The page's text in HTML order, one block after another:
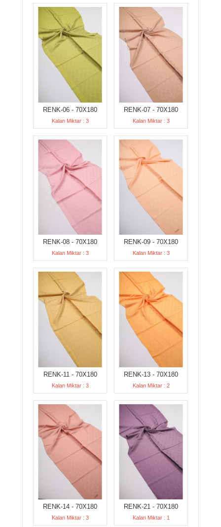
RENK-06 - 70X180
Kalan Miktar : 3
RENK-07 - 70X180
Kalan Miktar : 3
RENK-08 - 70X180
Kalan Miktar : 3
RENK-09 - 70X180
Kalan Miktar : 3
RENK-11 - 70X180
Kalan Miktar : 3
RENK-13 - 70X180
Kalan Miktar : 2
RENK-14 - 70X180
Kalan Miktar : 3
RENK-21 - 70X180
Kalan Miktar : 1